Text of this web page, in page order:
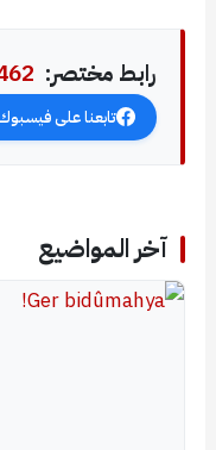
رابط مختصر:
تابعنا على فيسبوك
آخر المواضيع